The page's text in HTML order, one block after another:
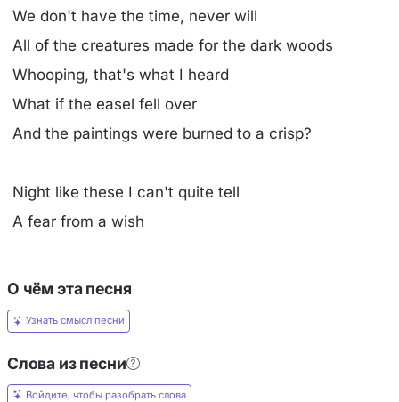
We don't have the time, never will
All of the creatures made for the dark woods
Whooping, that's what I heard
What if the easel fell over
And the paintings were burned to a crisp?
Night like these I can't quite tell
A fear from a wish
О чём эта песня
Узнать смысл песни
Слова из песни
Войдите, чтобы разобрать слова